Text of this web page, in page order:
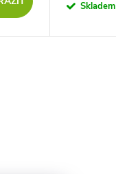
Skladem